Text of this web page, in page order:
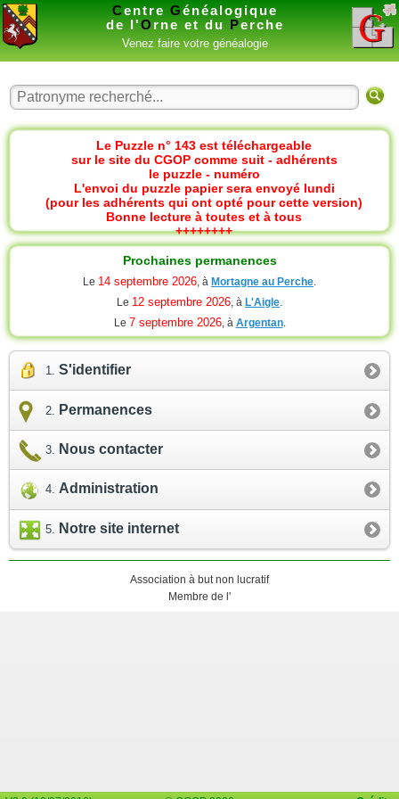
Centre Généalogique
de l'O rne et du Perche
Venez faire votre généalogie
Le Puzzle n° 143 est téléchargeable
sur le site du CGOP comme suit - adhérents
le puzzle - numéro
L'envoi du puzzle papier sera envoyé lundi
(pour les adhérents qui ont opté pour cette version)
Bonne lecture à toutes et à tous
++++++++
Prochaines permanences
Le 14 septembre 2026, à Mortagne au Perche.
Le 12 septembre 2026, à L'Aigle.
Le 7 septembre 2026, à Argentan.
S'identifier
Permanences
Nous contacter
Administration
Notre site internet
Association à but non lucratif
Membre de l'